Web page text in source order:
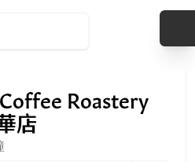
Roastery
店